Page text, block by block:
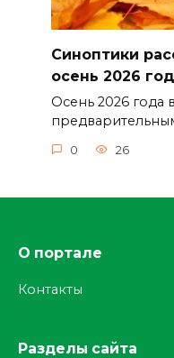
Синоптики
осень 2026
Осень 2026 года
0 26
О портале
Контакты
Разделы сайта